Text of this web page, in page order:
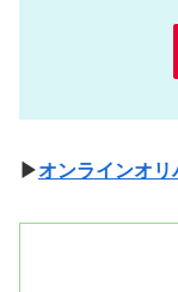
▶オンラインオ